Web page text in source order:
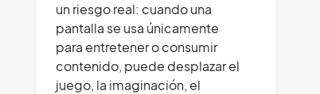
un riesgo real: cuando una
pantalla se usa únicamente
para entretener o consumir
contenido, puede desplazar el
juego, la imaginación, el